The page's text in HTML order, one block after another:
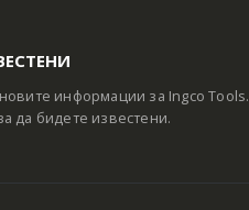
информации за Ingco Tools.
да бидете известени.